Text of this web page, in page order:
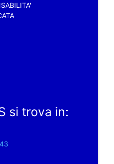
si trova in: